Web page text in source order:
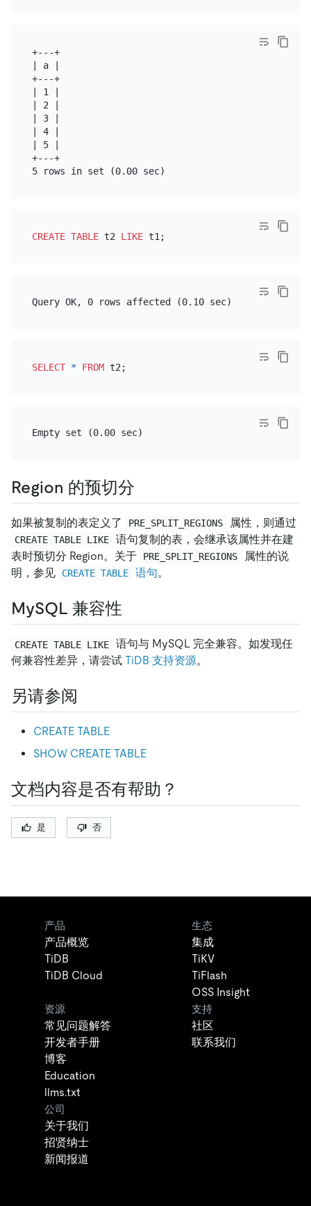
+---+
| a |
+---+
| 1 |
| 2 |
| 3 |
| 4 |
| 5 |
+---+
CREATE TABLE t2 LIKE
SELECT * FROM
Region 的预切分
如果被复制的表定义了 PRE_SPLIT_REGIONS 属性，则通过
CREATE TABLE LIKE
语句复制的表，会继承该属性并在建
表时预切分 Region。关于
PRE_SPLIT_REGIONS
属性的说
明，参见
CREATE TABLE 语句。
MySQL 兼容性
CREATE TABLE LIKE
语句与 MySQL 完全兼容。如发现任
何兼容性差异，请尝试 TiDB 支持资源。
另请参阅
CREATE TABLE
SHOW CREATE TABLE
文档内容是否有帮助？
是 否
产品
产品概览
TiDB
TiDB Cloud
生态
集成
TiKV
TiFlash
OSS Insight
资源
常见问题解答
开发者手册
博客
Education
llms.txt
支持
社区
联系我们
公司
关于我们
招贤纳士
新闻报道